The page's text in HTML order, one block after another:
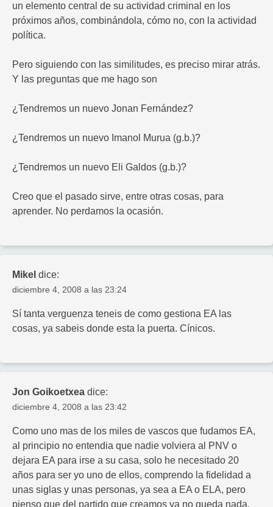
un elemento central de su actividad criminal en los
próximos años, combinándola, cómo no, con la actividad
política.
Pero siguiendo con las similitudes, es preciso mirar atrás.
Y las preguntas que me hago son
¿Tendremos un nuevo Jonan Fernández?
¿Tendremos un nuevo Imanol Murua (g.b.)?
¿Tendremos un nuevo Eli Galdos (g.b.)?
Creo que el pasado sirve, entre otras cosas, para
aprender. No perdamos la ocasión.
Mikel dice:
diciembre 4, 2008 a las 23:24
Sí tanta verguenza teneis de como gestiona EA las
cosas, ya sabeis donde esta la puerta. Cínicos.
Jon Goikoetxea dice:
diciembre 4, 2008 a las 23:42
Como uno mas de los miles de vascos que fudamos EA,
al principio no entendia que nadie volviera al PNV o
dejara EA para irse a su casa, solo he necesitado 20
años para ser yo uno de ellos, comprendo la fidelidad a
unas siglas y unas personas, ya sea a EA o ELA, pero
pienso que del partido que creamos ya no queda nada.